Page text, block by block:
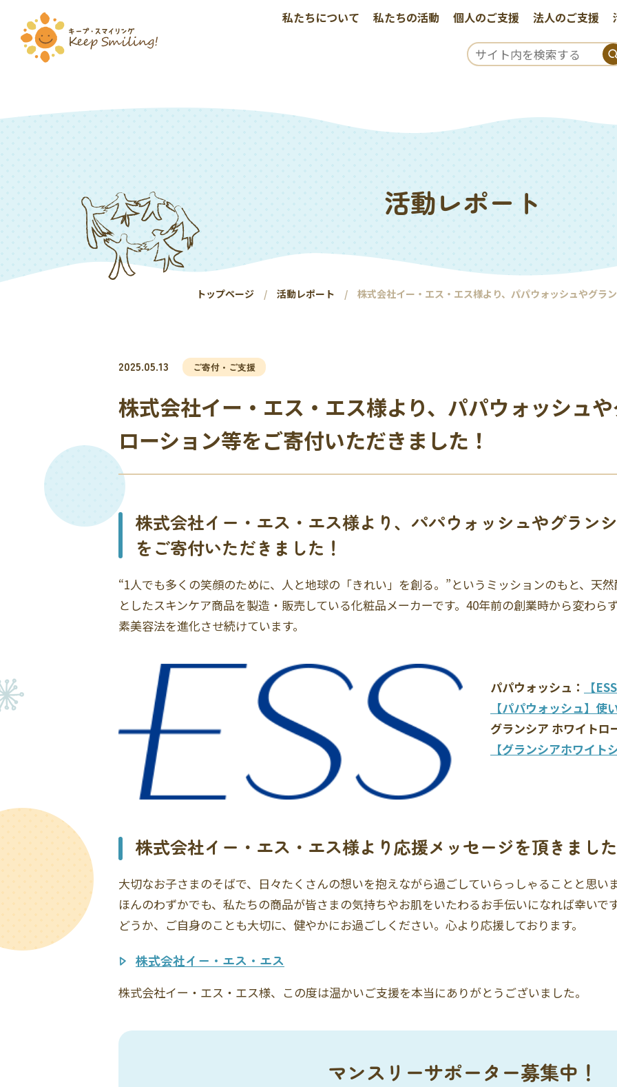
私たちについて 私たちの活動 個人のご支援 法人のご支援
活動レポート
トップページ 活動レポート 株式会社イー・エス・エス様より、パパウォッシュやグラ
2025.05.13 ご寄付・ご支援
株式会社イー・エス・エス様より、パパウォッシュ
ローション等をご寄付いただきました！
株式会社イー・エス・エス様より、パパウォッシュやグラン
をご寄付いただきました！
“1人でも多くの笑顔のために、人と地球の「きれい」を創る。”というミッションのもと、天
としたスキンケア商品を製造・販売している化粧品メーカーです。40年前の創業時から変わら
素美容法を進化させ続けています。
パパウォッシュ：
【
【パパウォッシュ】使
グランシア ホワイトロ
【グランシアホワイト
株式会社イー・エス・エス様より応援メッセージを頂きまし
大切なお子さまのそばで、日々たくさんの想いを抱えながら過ごしていらっしゃることと思い
ほんのわずかでも、私たちの商品が皆さまの気持ちやお肌をいたわるお手伝いになれば幸いで
どうか、ご自身のことも大切に、健やかにお過ごしください。心より応援しております。
株式会社イー・エス・エス
株式会社イー・エス・エス様、この度は温かいご支援を本当にありがとうございました。
マンスリーサポーター募集中！